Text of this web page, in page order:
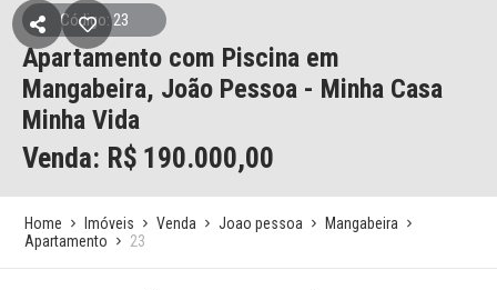
Código: 23
Apartamento com Piscina em
Mangabeira, João Pessoa - Minha Casa
Minha Vida
Venda: R$ 190.000,00
Home Imóveis Venda Joao pessoa
Mangabeira
Apartamento
23